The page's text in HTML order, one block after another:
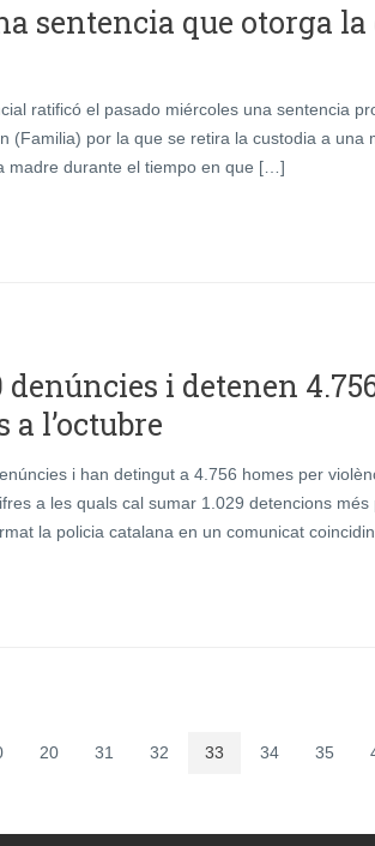
sentencia que otorga la
ratificó el pasado miércoles una sentencia
(Familia) por la que se retira la custodia a una
madre durante el tiempo en que […]
denúncies i detenen
l’octubre
i han detingut a 4.756 homes per
a les quals cal sumar 1.029 detencions
la policia catalana en un comunicat
20 31 32 33 34 35